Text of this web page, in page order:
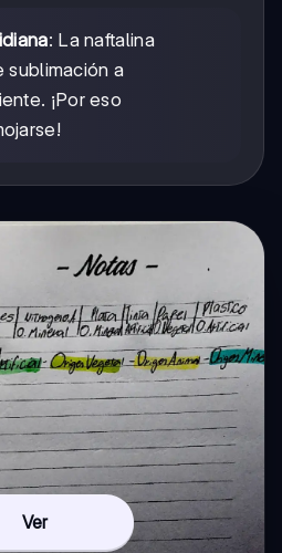
: La naftalina
sublimación a
¡Por eso
Ver